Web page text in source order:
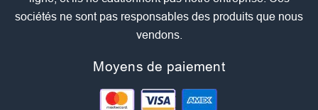
sociétés ne sont pas responsables des produits que nous
vendons.
Moyens de paiement